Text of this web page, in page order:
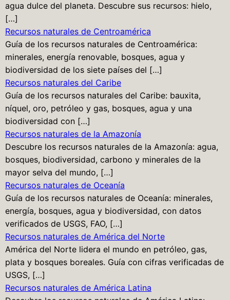
agua dulce del planeta. Descubre sus recursos: hielo,
[…]
Recursos naturales de Centroamérica
Guía de los recursos naturales de Centroamérica:
minerales, energía renovable, bosques, agua y
biodiversidad de los siete países del […]
Recursos naturales del Caribe
Guía de los recursos naturales del Caribe: bauxita,
níquel, oro, petróleo y gas, bosques, agua y una
biodiversidad con […]
Recursos naturales de la Amazonía
Descubre los recursos naturales de la Amazonía: agua,
bosques, biodiversidad, carbono y minerales de la
mayor selva del mundo, […]
Recursos naturales de Oceanía
Guía de los recursos naturales de Oceanía: minerales,
energía, bosques, agua y biodiversidad, con datos
verificados de USGS, FAO, […]
Recursos naturales de América del Norte
América del Norte lidera el mundo en petróleo, gas,
plata y bosques boreales. Guía con cifras verificadas de
USGS, […]
Recursos naturales de América Latina